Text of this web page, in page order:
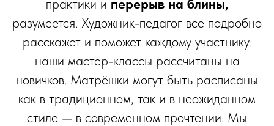
практики и перерыв на блины,
разумеется. Художник-педагог все подробно
расскажет и поможет каждому участнику:
наши мастер-классы рассчитаны на
новичков. Матрёшки могут быть расписаны
как в традиционном, так и в неожиданном
стиле — в современном прочтении. Мы